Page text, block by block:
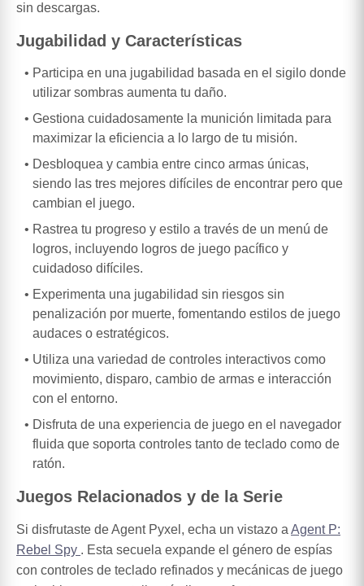
sin descargas.
Jugabilidad y Características
Participa en una jugabilidad basada en el sigilo donde
utilizar sombras aumenta tu daño.
Gestiona cuidadosamente la munición limitada para
maximizar la eficiencia a lo largo de tu misión.
Desbloquea y cambia entre cinco armas únicas,
siendo las tres mejores difíciles de encontrar pero que
cambian el juego.
Rastrea tu progreso y estilo a través de un menú de
logros, incluyendo logros de juego pacífico y
cuidadoso difíciles.
Experimenta una jugabilidad sin riesgos sin
penalización por muerte, fomentando estilos de juego
audaces o estratégicos.
Utiliza una variedad de controles interactivos como
movimiento, disparo, cambio de armas e interacción
con el entorno.
Disfruta de una experiencia de juego en el navegador
fluida que soporta controles tanto de teclado como de
ratón.
Juegos Relacionados y de la Serie
Si disfrutaste de Agent Pyxel, echa un vistazo a Agent P:
Rebel Spy . Esta secuela expande el género de espías
con controles de teclado refinados y mecánicas de juego